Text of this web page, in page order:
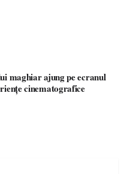
maghiar ajung pe ecranul
cinematografice